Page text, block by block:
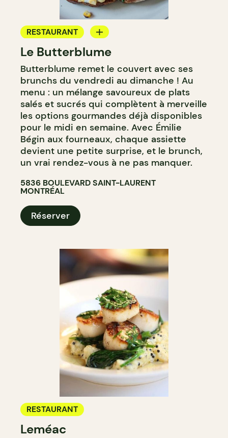
RESTAURANT
CAFÉ
BOULANGERIE
ÉPICERIE / DEP
Le Butterblume
Butterblume remet le couvert avec ses
brunchs du vendredi au dimanche ! Au
menu : un mélange savoureux de plats
salés et sucrés qui complètent à merveille
les options gourmandes déjà disponibles
pour le midi en semaine. Avec Émilie
Bégin aux fourneaux, chaque assiette
devient une petite surprise, et le brunch,
un vrai rendez-vous à ne pas manquer.
5836 BOULEVARD SAINT-LAURENT
MONTRÉAL
Réserver
RESTAURANT
Leméac